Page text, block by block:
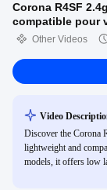
Corona R4SF
compatible pour
Other Videos
Video
Discover the Corona
lightweight and
models, it offers low